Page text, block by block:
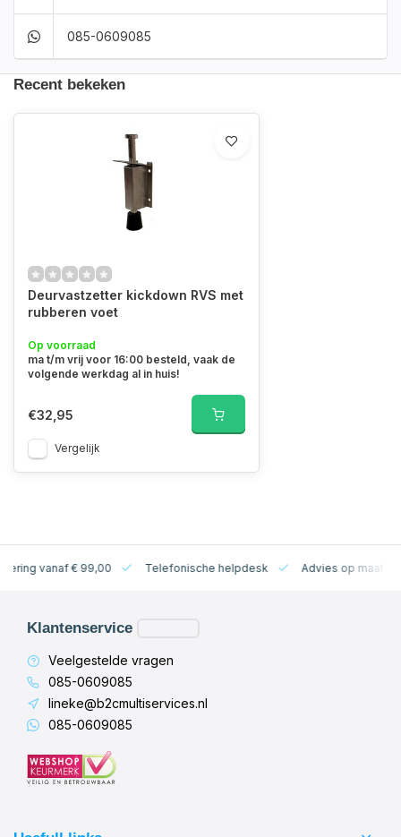
085-0609085
Recent bekeken
Deurvastzetter kickdown RVS met
rubberen voet
Op voorraad
ma t/m vrij voor 16:00 besteld, vaak de
volgende werkdag al in huis!
€32,95
Vergelijk
vanaf € 99,00 Telefonische helpdesk Advies op maat
Klantenservice
Veelgestelde vragen
085-0609085
lineke@b2cmultiservices.nl
085-0609085